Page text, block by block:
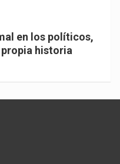
en los políticos,
historia